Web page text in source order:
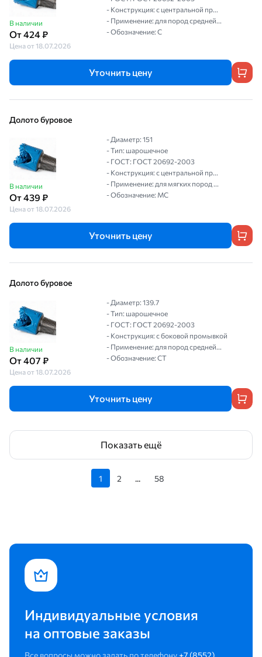
В наличии
От 424 ₽
Цена от 18.07.2026
- Конструкция: с центральной пр...
- Применение: для пород средней...
- Обозначение: С
Уточнить цену
Долото буровое
В наличии
От 439 ₽
Цена от 18.07.2026
- Диаметр: 151
- Тип: шарошечное
- ГОСТ: ГОСТ 20692-2003
- Конструкция: с центральной пр...
- Применение: для мягких пород ...
- Обозначение: МС
Уточнить цену
Долото буровое
В наличии
От 407 ₽
Цена от 18.07.2026
- Диаметр: 139.7
- Тип: шарошечное
- ГОСТ: ГОСТ 20692-2003
- Конструкция: с боковой промывкой
- Применение: для пород средней...
- Обозначение: СТ
Уточнить цену
Показать ещё
1 2 ... 58
Индивидуальные условия
на оптовые заказы
Все вопросы можно задать по телефону +7 (8552)